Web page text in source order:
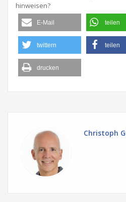
hinweisen?
E-Mail teilen
twittern teilen
drucken
Christoph